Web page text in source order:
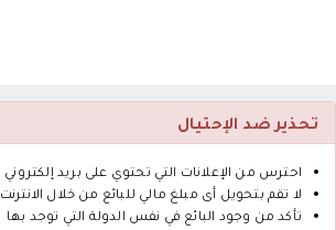
تحذير ضد الإحتيال
احترس من الإعلانات التي تحتوي على بريد إلكتروني
لا تقم بتحويل أى مبلغ مالي للبائع من خلال الانترنت
تأكد من وجود البائع في نفس الدولة التي توجد بها